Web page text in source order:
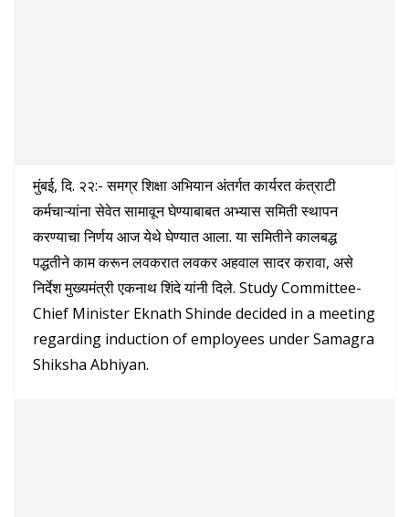
मुंबई, दि. २२:- समग्र शिक्षा अभियान अंतर्गत कार्यरत कंत्राटी
कर्मचाऱ्यांना सेवेत सामावून घेण्याबाबत अभ्यास समिती स्थापन
करण्याचा निर्णय आज येथे घेण्यात आला. या समितीने कालबद्ध
पद्धतीने काम करून लवकरात लवकर अहवाल सादर करावा, असे
निर्देश मुख्यमंत्री एकनाथ शिंदे यांनी दिले. Study Committee-
Chief Minister Eknath Shinde decided in a meeting
regarding induction of employees under Samagra
Shiksha Abhiyan.